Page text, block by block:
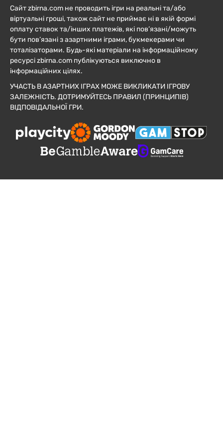
Сайт zbirna.com не проводить ігри на реальні та/або
віртуальні гроші, також сайт не приймає ні в якій формі
оплату ставок та/інших платежів, які пов’язані/можуть
бути пов’язані з азартними іграми, букмекерами чи
тоталізаторами. Будь-які матеріали на інформаційному
ресурсі zbirna.com публікуються виключно в
інформаційних цілях.
УЧАСТЬ В АЗАРТНИХ ІГРАХ МОЖЕ ВИКЛИКАТИ ІГРОВУ
ЗАЛЕЖНІСТЬ. ДОТРИМУЙТЕСЬ ПРАВИЛ (ПРИНЦИПІВ)
ВІДПОВІДАЛЬНОЇ ГРИ.